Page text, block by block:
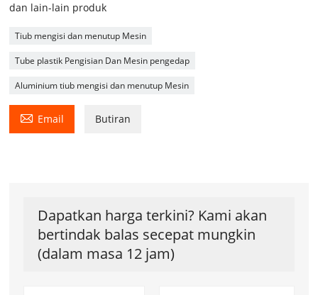
dan lain-lain produk
Tiub mengisi dan menutup Mesin
Tube plastik Pengisian Dan Mesin pengedap
Aluminium tiub mengisi dan menutup Mesin
 Email Butiran
Dapatkan harga terkini? Kami akan
bertindak balas secepat mungkin
(dalam masa 12 jam)